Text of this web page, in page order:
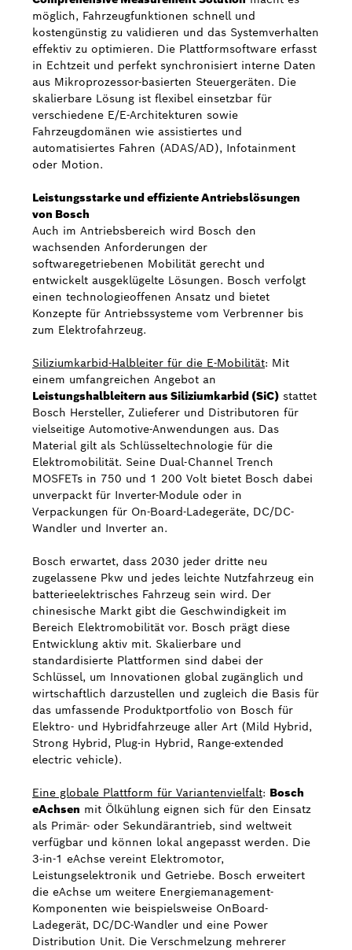
möglich, Fahrzeugfunktionen schnell und
kostengünstig zu validieren und das Systemverhalten
effektiv zu optimieren. Die Plattformsoftware erfasst
in Echtzeit und perfekt synchronisiert interne Daten
aus Mikroprozessor-basierten Steuergeräten. Die
skalierbare Lösung ist flexibel einsetzbar für
verschiedene E/E-Architekturen sowie
Fahrzeugdomänen wie assistiertes und
automatisiertes Fahren (ADAS/AD), Infotainment
oder Motion.
Leistungsstarke und effiziente Antriebslösungen
von Bosch
Auch im Antriebsbereich wird Bosch den
wachsenden Anforderungen der
softwaregetriebenen Mobilität gerecht und
entwickelt ausgeklügelte Lösungen. Bosch verfolgt
einen technologieoffenen Ansatz und bietet
Konzepte für Antriebssysteme vom Verbrenner bis
zum Elektrofahrzeug.
Siliziumkarbid-Halbleiter für die E-Mobilität: Mit
einem umfangreichen Angebot an
Leistungshalbleitern aus Siliziumkarbid (SiC) stattet
Bosch Hersteller, Zulieferer und Distributoren für
vielseitige Automotive-Anwendungen aus. Das
Material gilt als Schlüsseltechnologie für die
Elektromobilität. Seine Dual-Channel Trench
MOSFETs in 750 und 1 200 Volt bietet Bosch dabei
unverpackt für Inverter-Module oder in
Verpackungen für On-Board-Ladegeräte, DC/DC-
Wandler und Inverter an.
Bosch erwartet, dass 2030 jeder dritte neu
zugelassene Pkw und jedes leichte Nutzfahrzeug ein
batterieelektrisches Fahrzeug sein wird. Der
chinesische Markt gibt die Geschwindigkeit im
Bereich Elektromobilität vor. Bosch prägt diese
Entwicklung aktiv mit. Skalierbare und
standardisierte Plattformen sind dabei der
Schlüssel, um Innovationen global zugänglich und
wirtschaftlich darzustellen und zugleich die Basis für
das umfassende Produktportfolio von Bosch für
Elektro- und Hybridfahrzeuge aller Art (Mild Hybrid,
Strong Hybrid, Plug-in Hybrid, Range-extended
electric vehicle).
Eine globale Plattform für Variantenvielfalt: Bosch
eAchsen mit Ölkühlung eignen sich für den Einsatz
als Primär- oder Sekundärantrieb, sind weltweit
verfügbar und können lokal angepasst werden. Die
3-in-1 eAchse vereint Elektromotor,
Leistungselektronik und Getriebe. Bosch erweitert
die eAchse um weitere Energiemanagement-
Komponenten wie beispielsweise OnBoard-
Ladegerät, DC/DC-Wandler und eine Power
Distribution Unit. Die Verschmelzung mehrerer